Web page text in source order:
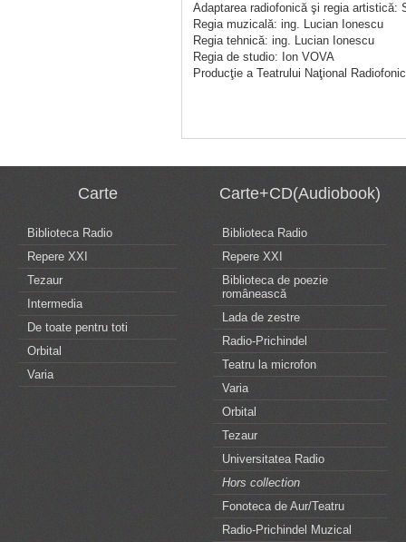
Adaptarea radiofonică şi regia artistică:
Regia muzicală: ing. Lucian Ionescu
Regia tehnică: ing. Lucian Ionescu
Regia de studio: Ion VOVA
Producţie a Teatrului Naţional
Carte
Biblioteca Radio
Repere XXI
Tezaur
Intermedia
De toate pentru toti
Orbital
Varia
Carte+CD(Audiobook)
Biblioteca Radio
Repere XXI
Biblioteca de poezie
românească
Lada de zestre
Radio-Prichindel
Teatru la microfon
Varia
Orbital
Tezaur
Universitatea Radio
Hors collection
Fonoteca de Aur/Teatru
Radio-Prichindel Muzical